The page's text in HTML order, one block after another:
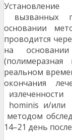
вызванных
основании
проводится
на
реальном
окончания
hominis и/
методом
14–21 день